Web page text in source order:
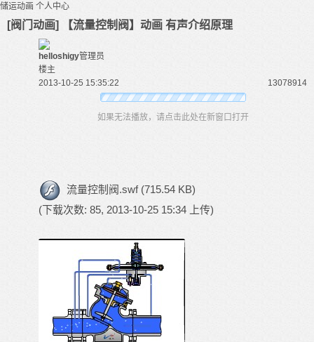
储运动画 个人中心
[阀门动画] 【流量控制阀】动画 有声介绍原理
helloshigy管理员
楼主
2013-10-25 15:35:22
13078914
如果无法播放，请点击此处在新窗口打开
流量控制阀.swf (715.54 KB)
(下载次数: 85, 2013-10-25 15:34 上传)